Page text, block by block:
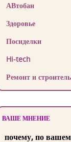
АВтобан
Здоровье
Посиделки
Hi-tech
Ремонт и
ВАШЕ МНЕНИЕ
почему, по